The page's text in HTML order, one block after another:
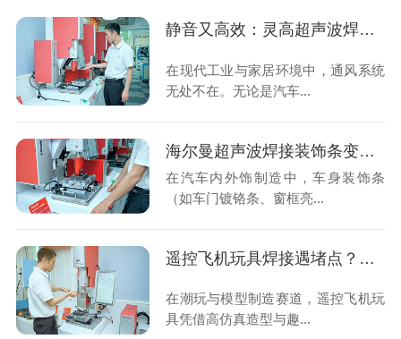
静音又高效：灵高超声波焊接如何让通风叶片“脱胎换骨”？
在现代工业与家居环境中，通风系统
无处不在。无论是汽车...
海尔曼超声波焊接装饰条变形怎么办？灵高“四步法”精准修复
在汽车内外饰制造中，车身装饰条
（如车门镀铬条、窗框亮...
遥控飞机玩具焊接遇堵点？灵高帮您攻克必能信焊接设备冷却难题
在潮玩与模型制造赛道，遥控飞机玩
具凭借高仿真造型与趣...